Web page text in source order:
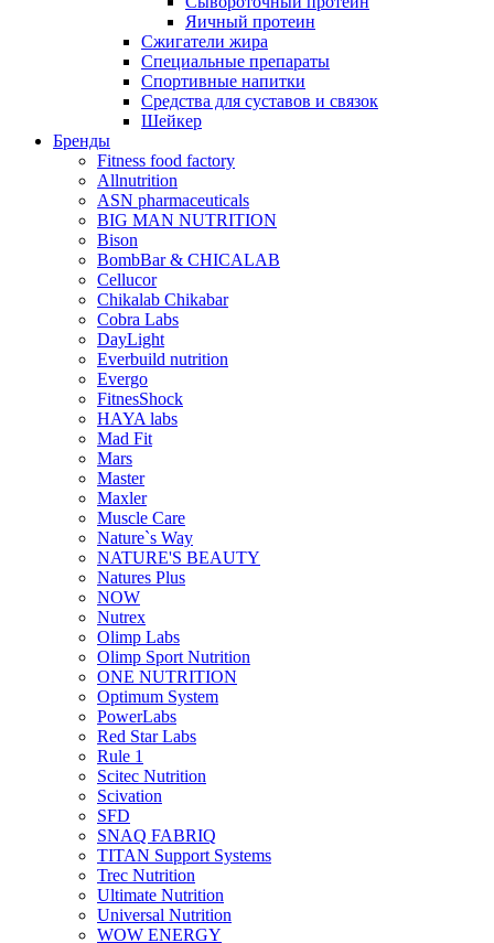
Яичный протеин
Сжигатели жира
Специальные препараты
Спортивные напитки
Средства для суставов и связок
Шейкер
Бренды
Fitness food factory
Allnutrition
ASN pharmaceuticals
BIG MAN NUTRITION
Bison
BombBar & CHICALAB
Cellucor
Chikalab Chikabar
Cobra Labs
DayLight
Everbuild nutrition
Evergo
FitnesShock
HAYA labs
Mad Fit
Mars
Master
Maxler
Muscle Care
Nature`s Way
NATURE'S BEAUTY
Natures Plus
NOW
Nutrex
Olimp Labs
Olimp Sport Nutrition
ONE NUTRITION
Optimum System
PowerLabs
Red Star Labs
Rule 1
Scitec Nutrition
Scivation
SFD
SNAQ FABRIQ
TITAN Support Systems
Trec Nutrition
Ultimate Nutrition
Universal Nutrition
WOW ENERGY